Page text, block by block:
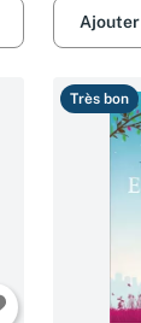
Ajouter
Très bon